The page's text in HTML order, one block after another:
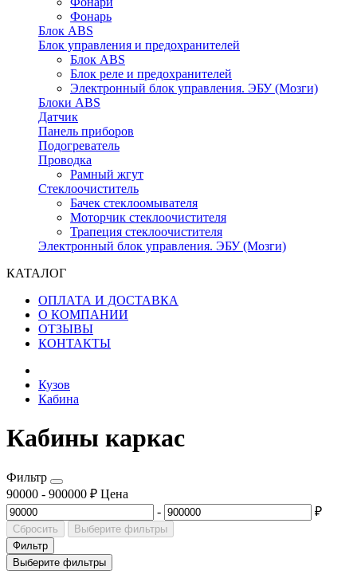
Фонарь
Блок ABS
Блок управления и предохранителей
Блок ABS
Блок реле и предохранителей
Электронный блок управления. ЭБУ (Мозги)
Блоки ABS
Датчик
Панель приборов
Подогреватель
Проводка
Рамный жгут
Стеклоочиститель
Бачек стеклоомывателя
Моторчик стеклоочистителя
Трапеция стеклоочистителя
Электронный блок управления. ЭБУ (Мозги)
КАТАЛОГ
ОПЛАТА И ДОСТАВКА
О КОМПАНИИ
ОТЗЫВЫ
КОНТАКТЫ
Кузов
Кабина
Кабины каркас
Фильтр
90000 - 900000 ₽ Цена
-
₽
Сбросить
Выберите фильтры
Фильтр
Выберите фильтры